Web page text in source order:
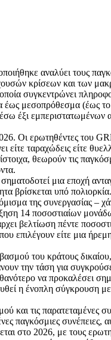
αναλύει τους
κρίσεων και των
συγκεντρώνει
έως μεσοπρόθεσμα (έως
έξι εμπεριστατωμένων
Οι ερωτηθέντες του
ταραχώδεις είτε
θεωρούν τις
μια εποχή
βρίσκεται υπό
της συνεργασίας –
14 ποσοστιαίων
βελτίωση πέντε
επιλέγουν είτε μια
του κράτους
την τάση για
να προκαλέσει
η ένοπλη σύγκρουση
και τις παρατεταμένες
παγκόσμιες συνέπειες,
στο 2026, με τους